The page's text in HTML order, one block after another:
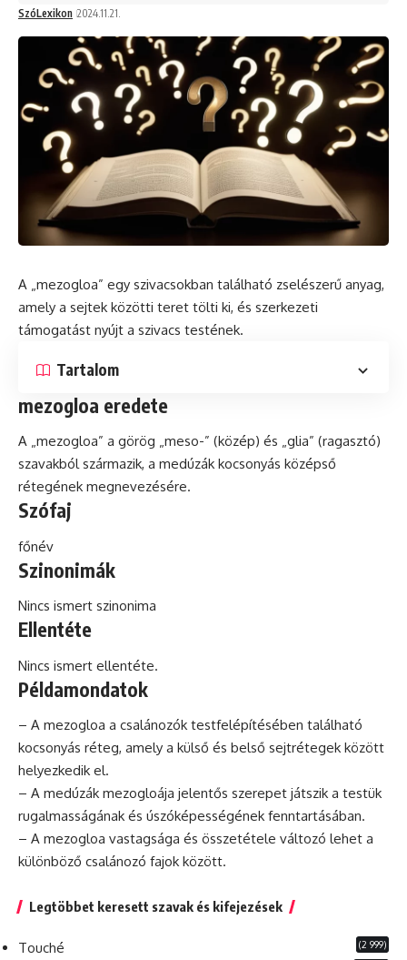
SzóLexikon 2024.11.21.
A „mezogloa” egy szivacsokban található zselészerű anyag,
amely a sejtek közötti teret tölti ki, és szerkezeti
támogatást nyújt a szivacs testének.
Tartalom
mezogloa eredete
A „mezogloa” a görög „meso-” (közép) és „glia” (ragasztó)
szavakból származik, a medúzák kocsonyás középső
rétegének megnevezésére.
Szófaj
főnév
Szinonimák
Nincs ismert szinonima
Ellentéte
Nincs ismert ellentéte.
Példamondatok
– A mezogloa a csalánozók testfelépítésében található
kocsonyás réteg, amely a külső és belső sejtrétegek között
helyezkedik el.
– A medúzák mezogloája jelentős szerepet játszik a testük
rugalmasságának és úszóképességének fenntartásában.
– A mezogloa vastagsága és összetétele változó lehet a
különböző csalánozó fajok között.
Legtöbbet keresett szavak és kifejezések
Touché (2 999)